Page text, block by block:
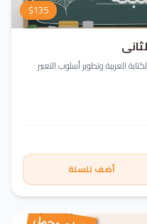
$135
العربية وتطوير أسلوب التعبير
أضف للسلة